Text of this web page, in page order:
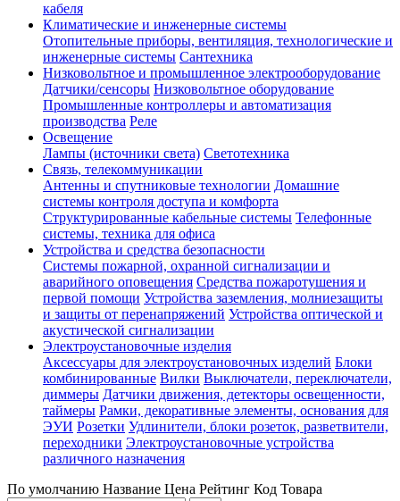
кабеля
Климатические и инженерные системы
Отопительные приборы, вентиляция, технологические и
инженерные системы Сантехника
Низковольтное и промышленное электрооборудование
Датчики/сенсоры Низковольтное оборудование
Промышленные контроллеры и автоматизация
производства Реле
Освещение
Лампы (источники света) Светотехника
Связь, телекоммуникации
Антенны и спутниковые технологии Домашние
системы контроля доступа и комфорта
Структурированные кабельные системы Телефонные
системы, техника для офиса
Устройства и средства безопасности
Системы пожарной, охранной сигнализации и
аварийного оповещения Средства пожаротушения и
первой помощи Устройства заземления, молниезащиты
и защиты от перенапряжений Устройства оптической и
акустической сигнализации
Электроустановочные изделия
Аксессуары для электроустановочных изделий Блоки
комбинированные Вилки Выключатели, переключатели,
диммеры Датчики движения, детекторы освещенности,
таймеры Рамки, декоративные элементы, основания для
ЭУИ Розетки Удлинители, блоки розеток, разветвители,
переходники Электроустановочные устройства
различного назначения
По умолчанию Название Цена Рейтинг Код Товара